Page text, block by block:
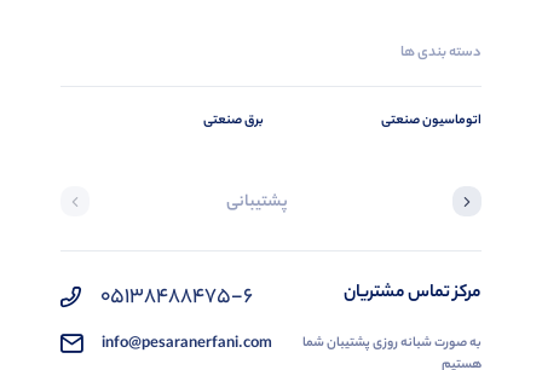
دسته بندی ها
اتوماسیون صنعتی برق صنعتی
پشتیبانی
مرکز تماس مشتریان
به صورت شبانه روزی پشتیبان شما
هستیم
05138488475-6
info@pesaranerfani.com